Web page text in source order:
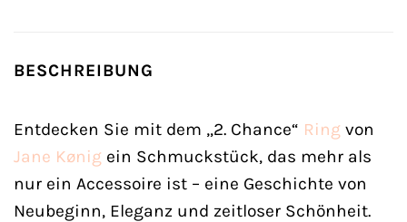
BESCHREIBUNG
Entdecken Sie mit dem „2. Chance“ Ring von
Jane Kønig ein Schmuckstück, das mehr als
nur ein Accessoire ist – eine Geschichte von
Neubeginn, Eleganz und zeitloser Schönheit.